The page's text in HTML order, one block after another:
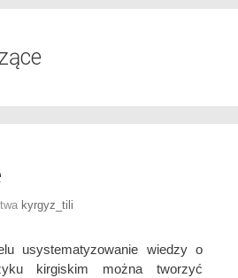
kyrgyz_tili
usystematyzowanie wiedzy o
kirgiskim można tworzyć